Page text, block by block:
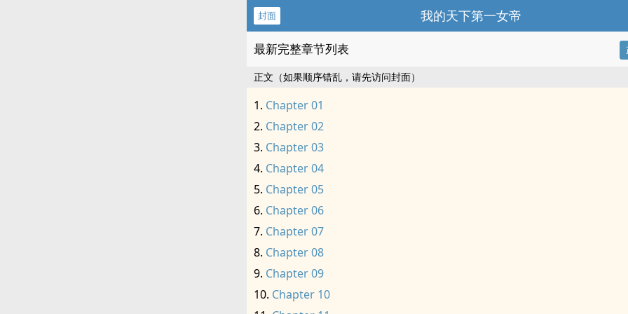
封面 我的天下第一女帝
最新完整章节列表
正文（如果顺序错乱，请先访问封面）
Chapter 01
Chapter 02
Chapter 03
Chapter 04
Chapter 05
Chapter 06
Chapter 07
Chapter 08
Chapter 09
Chapter 10